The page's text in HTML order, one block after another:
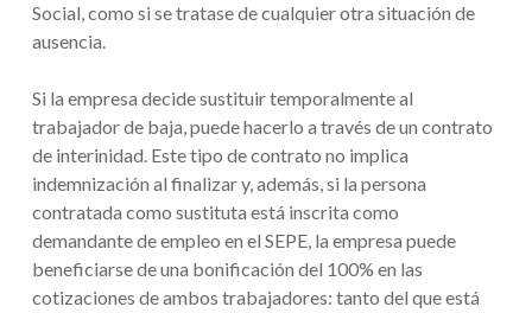
Social, como si se tratase de cualquier otra situación de
ausencia.
Si la empresa decide sustituir temporalmente al
trabajador de baja, puede hacerlo a través de un contrato
de interinidad. Este tipo de contrato no implica
indemnización al finalizar y, además, si la persona
contratada como sustituta está inscrita como
demandante de empleo en el SEPE, la empresa puede
beneficiarse de una bonificación del 100% en las
cotizaciones de ambos trabajadores: tanto del que está